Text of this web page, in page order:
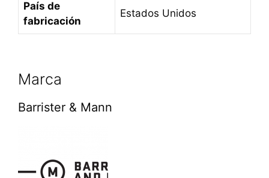
País de
fabricación
Estados Unidos
Marca
Barrister & Mann